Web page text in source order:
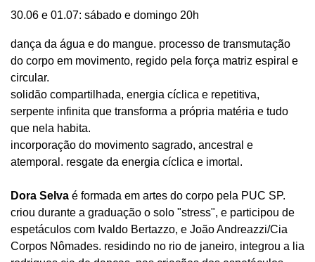
30.06 e 01.07: sábado e domingo 20h
dança da água e do mangue. processo de transmutação
do corpo em movimento, regido pela força matriz espiral e
circular.
solidão compartilhada, energia cíclica e repetitiva,
serpente infinita que transforma a própria matéria e tudo
que nela habita.
incorporação do movimento sagrado, ancestral e
atemporal. resgate da energia cíclica e imortal.
Dora Selva é formada em artes do corpo pela PUC SP.
criou durante a graduação o solo "stress", e participou de
espetáculos com Ivaldo Bertazzo, e João Andreazzi/Cia
Corpos Nômades. residindo no rio de janeiro, integrou a lia